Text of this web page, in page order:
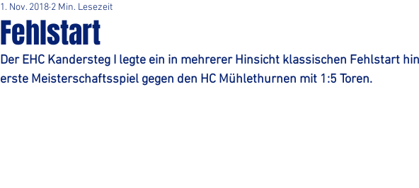
Fehlstart
1. Nov. 2018 2 Min. Lesezeit
Der EHC Kandersteg I legte ein in mehrerer Hinsicht klassischen Fehlstart
erste Meisterschaftsspiel gegen den HC Mühlethurnen mit 1:5 Toren.